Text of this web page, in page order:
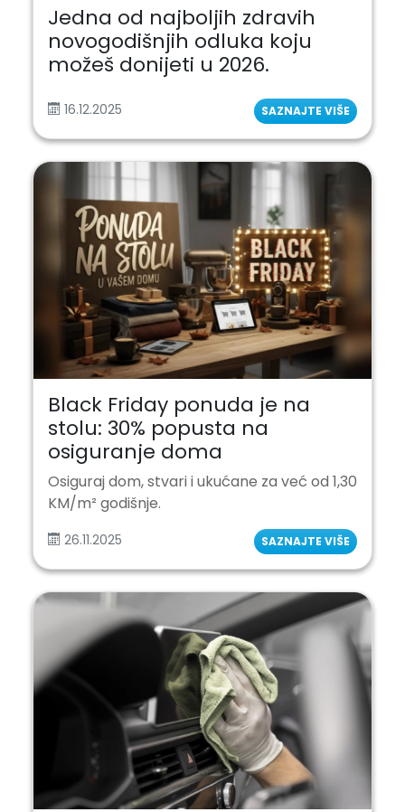
Jedna od najboljih zdravih
novogodišnjih odluka koju
možeš donijeti u 2026.
16.12.2025 SAZNAJTE VIŠE
Black Friday ponuda je na
stolu: 30% popusta na
osiguranje doma
Osiguraj dom, stvari i ukućane za već od 1,30
KM/m² godišnje.
26.11.2025 SAZNAJTE VIŠE